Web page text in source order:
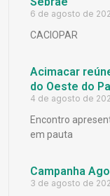
6 de agosto de
CACIOPAR
Acimacar
do Oeste do
4 de agosto de
Encontro
em pauta
Campanha
3 de agosto de